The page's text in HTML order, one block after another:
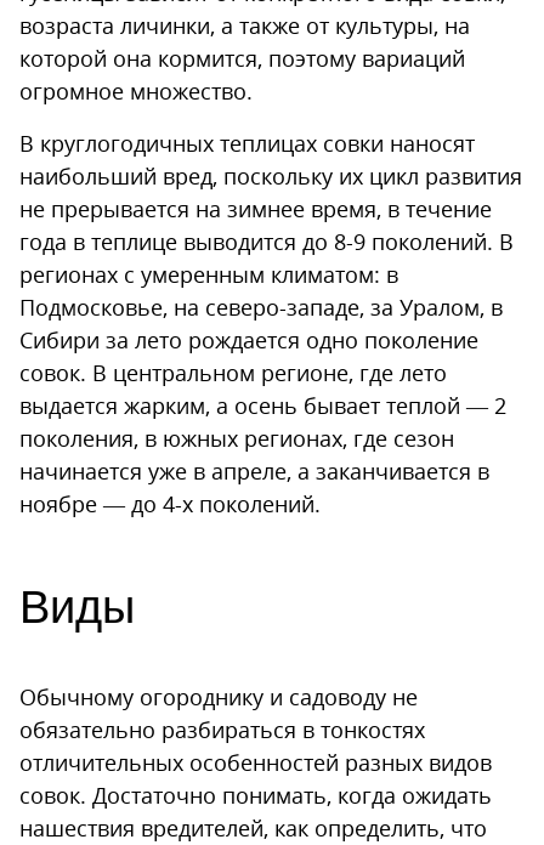
возраста личинки, а также от культуры, на
которой она кормится, поэтому вариаций
огромное множество.
В круглогодичных теплицах совки наносят
наибольший вред, поскольку их цикл развития
не прерывается на зимнее время, в течение
года в теплице выводится до 8-9 поколений. В
регионах с умеренным климатом: в
Подмосковье, на северо-западе, за Уралом, в
Сибири за лето рождается одно поколение
совок. В центральном регионе, где лето
выдается жарким, а осень бывает теплой — 2
поколения, в южных регионах, где сезон
начинается уже в апреле, а заканчивается в
ноябре — до 4-х поколений.
Виды
Обычному огороднику и садоводу не
обязательно разбираться в тонкостях
отличительных особенностей разных видов
совок. Достаточно понимать, когда ожидать
нашествия вредителей, как определить, что